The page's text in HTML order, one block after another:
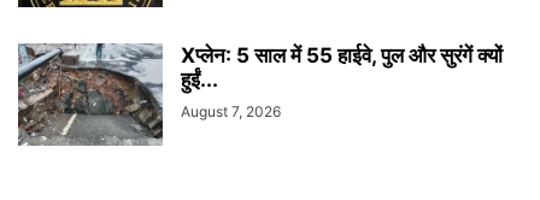
Xप्लेन: 5 साल में 55 हाईवे, पुल और सुरंगें क्यों
हुईं...
August 7, 2026